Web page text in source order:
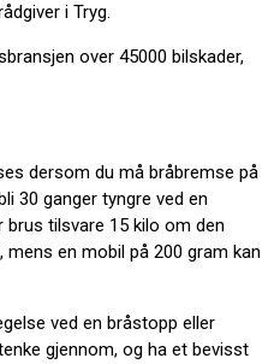
i Tryg.
over 45000 bilskader,
dersom du må bråbremse på
30 ganger tyngre ved en
tilsvare 15 kilo om den
en mobil på 200 gram kan
ved en bråstopp eller
gjennom, og ha et bevisst